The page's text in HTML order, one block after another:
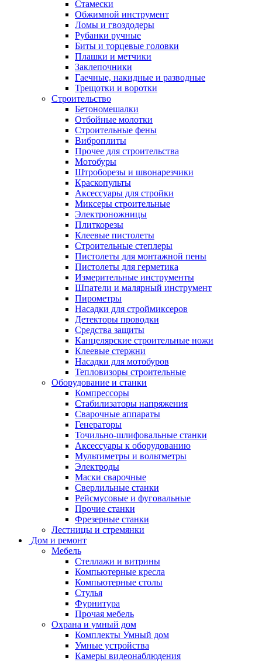
Стамески
Обжимной инструмент
Ломы и гвоздодеры
Рубанки ручные
Биты и торцевые головки
Плашки и метчики
Заклепочники
Гаечные, накидные и разводные
Трещотки и воротки
Строительство
Бетономешалки
Отбойные молотки
Строительные фены
Виброплиты
Прочее для строительства
Мотобуры
Штроборезы и швонарезчики
Краскопульты
Аксессуары для стройки
Миксеры строительные
Электроножницы
Плиткорезы
Клеевые пистолеты
Строительные степлеры
Пистолеты для монтажной пены
Пистолеты для герметика
Измерительные инструменты
Шпатели и малярный инструмент
Пирометры
Насадки для строймиксеров
Детекторы проводки
Средства защиты
Канцелярские строительные ножи
Клеевые стержни
Насадки для мотобуров
Тепловизоры строительные
Оборудование и станки
Компрессоры
Стабилизаторы напряжения
Сварочные аппараты
Генераторы
Точильно-шлифовальные станки
Аксессуары к оборудованию
Мультиметры и вольтметры
Электроды
Маски сварочные
Сверлильные станки
Рейсмусовые и фуговальные
Прочие станки
Фрезерные станки
Лестницы и стремянки
Дом и ремонт
Мебель
Стеллажи и витрины
Компьютерные кресла
Компьютерные столы
Стулья
Фурнитура
Прочая мебель
Охрана и умный дом
Комплекты Умный дом
Умные устройства
Камеры видеонаблюдения